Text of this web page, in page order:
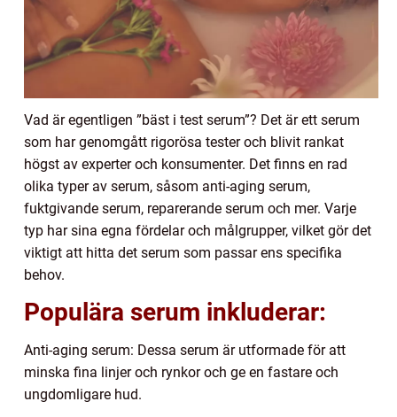
Vad är egentligen ”bäst i test serum”? Det är ett serum
som har genomgått rigorösa tester och blivit rankat
högst av experter och konsumenter. Det finns en rad
olika typer av serum, såsom anti-aging serum,
fuktgivande serum, reparerande serum och mer. Varje
typ har sina egna fördelar och målgrupper, vilket gör det
viktigt att hitta det serum som passar ens specifika
behov.
Populära serum inkluderar:
Anti-aging serum: Dessa serum är utformade för att
minska fina linjer och rynkor och ge en fastare och
ungdomligare hud.